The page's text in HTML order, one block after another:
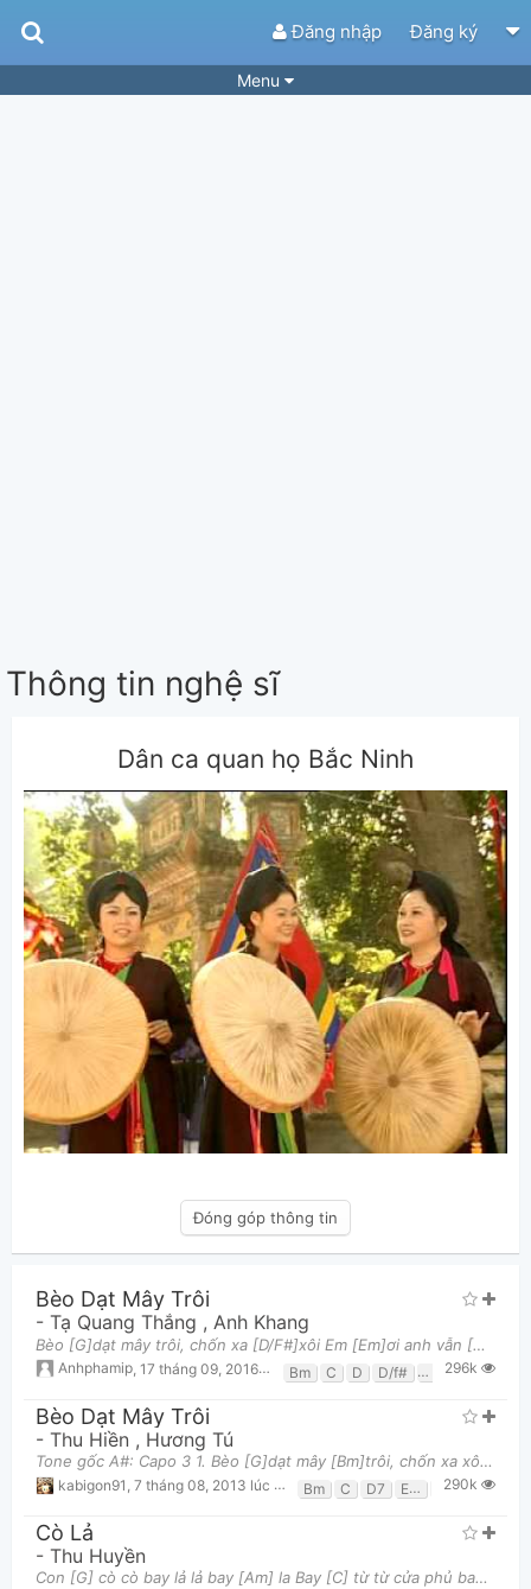
Đăng nhập Đăng ký
Menu
Thông tin nghệ sĩ
Dân ca quan họ Bắc Ninh
Đóng góp thông tin
Bèo Dạt Mây Trôi
- Tạ Quang Thắng , Anh Khang
Bèo [G]dạt mây trôi, chốn xa [D/F#]xôi Em [Em]ơi anh vẫn [C]đợi bèo [D]dạt. [G]Mây... trôi chim
Anhphamip 17 tháng 09, 2016 lúc 12:47am Bm C D D/f# Em G
296k
Bèo Dạt Mây Trôi
- Thu Hiền , Hương Tú
Tone gốc A#: Capo 3 1. Bèo [G]dạt mây [Bm]trôi, chốn xa xôi Anh [Em]ơi, em vẫn [C]đợi bèo [G]dạt,
kabigon91 7 tháng 08, 2013 lúc 11:47am Bm C D7 Em G290k
Cò Lả
- Thu Huyền
Con [G] cò cò bay lả lả bay [Am] la Bay [C] từ từ cửa phủ bay [Am] ra ra cánh [C] đồng Tình tính t